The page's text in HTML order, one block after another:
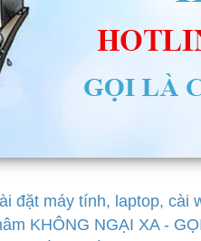
đặt máy tính, laptop, cài
KHÔNG NGẠI XA -